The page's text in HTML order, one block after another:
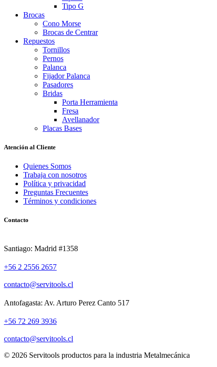
Tipo G
Brocas
Cono Morse
Brocas de Centrar
Repuestos
Tornillos
Pernos
Palanca
Fijador Palanca
Pasadores
Bridas
Porta Herramienta
Fresa
Avellanador
Placas Bases
Atención al Cliente
Quienes Somos
Trabaja con nosotros
Política y privacidad
Preguntas Frecuentes
Términos y condiciones
Contacto
Santiago: Madrid #1358
+56 2 2556 2657
contacto@servitools.cl
Antofagasta: Av. Arturo Perez Canto 517
+56 72 269 3936
contacto@servitools.cl
© 2026 Servitools productos para la industria Metalmecánica